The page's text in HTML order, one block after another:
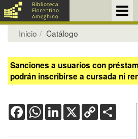
Inicio Catálogo
Sanciones a usuarios con
podrán inscribirse a cursada ni
FacebookWhatsApp
LinkedIn
X Copy
Link